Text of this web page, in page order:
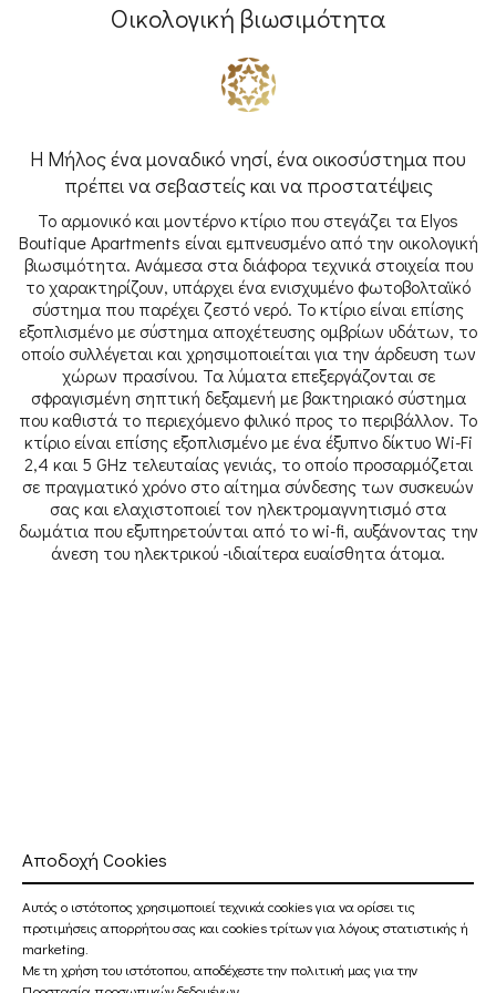
Οικολογική βιωσιμότητα
Η Μήλος ένα μοναδικό νησί, ένα οικοσύστημα που
πρέπει να σεβαστείς και να προστατέψεις
Το αρμονικό και μοντέρνο κτίριο που στεγάζει τα Elyos
Boutique Apartments είναι εμπνευσμένο από την οικολογική
βιωσιμότητα. Ανάμεσα στα διάφορα τεχνικά στοιχεία που
το χαρακτηρίζουν, υπάρχει ένα ενισχυμένο φωτοβολταϊκό
σύστημα που παρέχει ζεστό νερό. Το κτίριο είναι επίσης
εξοπλισμένο με σύστημα αποχέτευσης ομβρίων υδάτων, το
οποίο συλλέγεται και χρησιμοποιείται για την άρδευση των
χώρων πρασίνου. Τα λύματα επεξεργάζονται σε
σφραγισμένη σηπτική δεξαμενή με βακτηριακό σύστημα
που καθιστά το περιεχόμενο φιλικό προς το περιβάλλον. Το
κτίριο είναι επίσης εξοπλισμένο με ένα έξυπνο δίκτυο Wi-Fi
2,4 και 5 GHz τελευταίας γενιάς, το οποίο προσαρμόζεται
σε πραγματικό χρόνο στο αίτημα σύνδεσης των συσκευών
σας και ελαχιστοποιεί τον ηλεκτρομαγνητισμό στα
δωμάτια που εξυπηρετούνται από το wi-fi, αυξάνοντας την
άνεση του ηλεκτρικού -ιδιαίτερα ευαίσθητα άτομα.
Ωστόσο, ανυπομονώ να σας ενημερώσω ότι το έργο, το
οποίο θα ήθελα να μοιραστώ μαζί σας σήμερα, βρίσκεται
μόνο στην πρώτη φάση ανάπτυξης, η οποία θα είναι
πάντα έντονα προσανατολισμένη προς μια δυναμική που
κυριαρχείται από την αίσθηση του περιβάλλοντος.
Αναμένεται ότι τα επόμενα χρόνια η ποσότητα ενέργειας
που παράγεται από τα φωτοβολταϊκά συστήματα που ήδη
Αποδοχή Cookies
Αυτός ο ιστότοπος χρησιμοποιεί τεχνικά cookies για να ορίσει τις
προτιμήσεις απορρήτου σας και cookies τρίτων για λόγους στατιστικής ή
marketing.
Με τη χρήση του ιστότοπου, αποδέχεστε την πολιτική μας για την